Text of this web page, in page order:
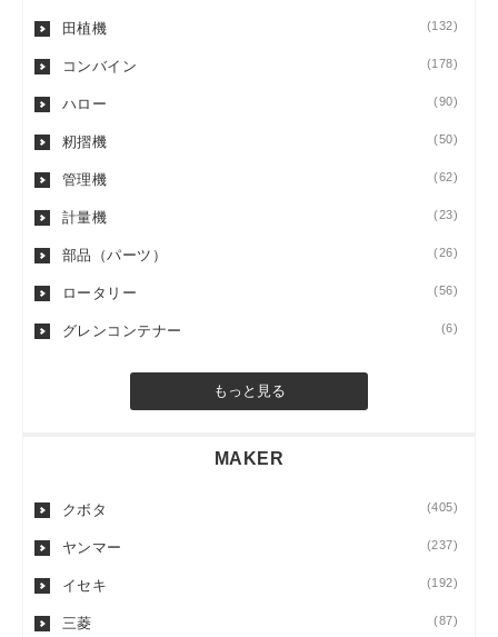
田植機 (132)
コンバイン (178)
ハロー (90)
籾摺機 (50)
管理機 (62)
計量機 (23)
部品（パーツ） (26)
ロータリー (56)
グレンコンテナー (6)
もっと見る
MAKER
クボタ (405)
ヤンマー (237)
イセキ (192)
三菱 (87)